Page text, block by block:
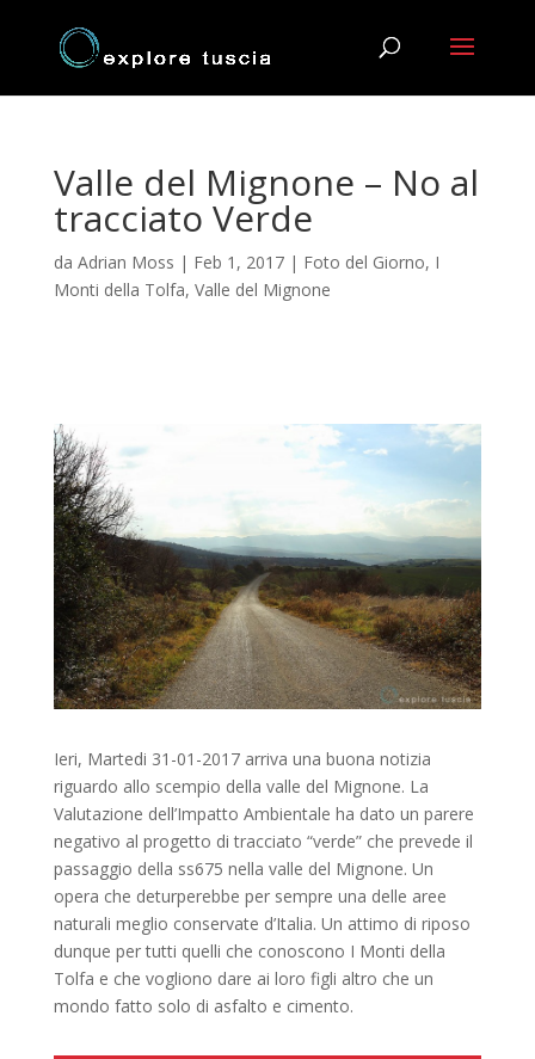
Valle del Mignone – No al
tracciato Verde
da Adrian Moss | Feb 1, 2017| Foto del Giorno, I
Monti della Tolfa, Valle del Mignone
Ieri, Martedi 31-01-2017 arriva una buona notizia
riguardo allo scempio della valle del Mignone. La
Valutazione dell’Impatto Ambientale ha dato un parere
negativo al progetto di tracciato “verde” che prevede il
passaggio della ss675 nella valle del Mignone. Un
opera che deturperebbe per sempre una delle aree
naturali meglio conservate d’Italia. Un attimo di riposo
dunque per tutti quelli che conoscono I Monti della
Tolfa e che vogliono dare ai loro figli altro che un
mondo fatto solo di asfalto e cimento.